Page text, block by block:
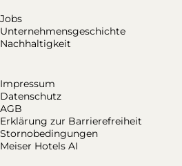
Jobs
Unternehmensgeschichte
Nachhaltigkeit
Impressum
Datenschutz
AGB
Erklärung zur Barrierefreiheit
Stornobedingungen
Meiser Hotels AI